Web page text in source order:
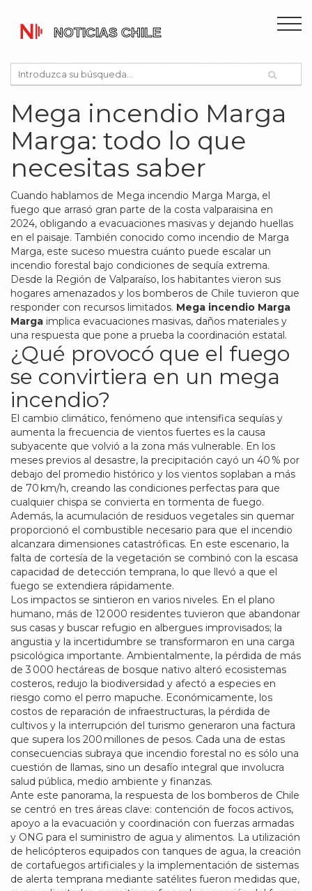
Mega incendio Marga
Marga: todo lo que
necesitas saber
Cuando hablamos de Mega incendio Marga Marga, el
fuego que arrasó gran parte de la costa valparaisina en
2024, obligando a evacuaciones masivas y dejando huellas
en el paisaje. También conocido como incendio de Marga
Marga, este suceso muestra cuánto puede escalar un
incendio forestal bajo condiciones de sequía extrema.
Desde la Región de Valparaíso, los habitantes vieron sus
hogares amenazados y los bomberos de Chile tuvieron que
responder con recursos limitados. Mega incendio Marga
Marga implica evacuaciones masivas, daños materiales y
una respuesta que pone a prueba la coordinación estatal.
¿Qué provocó que el fuego
se convirtiera en un mega
incendio?
El cambio climático, fenómeno que intensifica sequías y
aumenta la frecuencia de vientos fuertes es la causa
subyacente que volvió a la zona más vulnerable. En los
meses previos al desastre, la precipitación cayó un 40 % por
debajo del promedio histórico y los vientos soplaban a más
de 70 km/h, creando las condiciones perfectas para que
cualquier chispa se convierta en tormenta de fuego.
Además, la acumulación de residuos vegetales sin quemar
proporcionó el combustible necesario para que el incendio
alcanzara dimensiones catastróficas. En este escenario, la
falta de cortesía de la vegetación se combinó con la escasa
capacidad de detección temprana, lo que llevó a que el
fuego se extendiera rápidamente.
Los impactos se sintieron en varios niveles. En el plano
humano, más de 12 000 residentes tuvieron que abandonar
sus casas y buscar refugio en albergues improvisados; la
angustia y la incertidumbre se transformaron en una carga
psicológica importante. Ambientalmente, la pérdida de más
de 3 000 hectáreas de bosque nativo alteró ecosistemas
costeros, redujo la biodiversidad y afectó a especies en
riesgo como el perro mapuche. Económicamente, los
costos de reparación de infraestructuras, la pérdida de
cultivos y la interrupción del turismo generaron una factura
que supera los 200 millones de pesos. Cada una de estas
consecuencias subraya que incendio forestal no es sólo una
cuestión de llamas, sino un desafío integral que involucra
salud pública, medio ambiente y finanzas.
Ante este panorama, la respuesta de los bomberos de Chile
se centró en tres áreas clave: contención de focos activos,
apoyo a la evacuación y coordinación con fuerzas armadas
y ONG para el suministro de agua y alimentos. La utilización
de helicópteros equipados con tanques de agua, la creación
de cortafuegos artificiales y la implementación de sistemas
de alerta temprana mediante satélites fueron medidas que,